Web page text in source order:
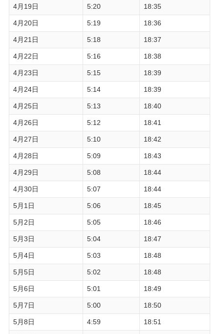
4月19日 5:20 18:35
4月20日 5:19 18:36
4月21日 5:18 18:37
4月22日 5:16 18:38
4月23日 5:15 18:39
4月24日 5:14 18:39
4月25日 5:13 18:40
4月26日 5:12 18:41
4月27日 5:10 18:42
4月28日 5:09 18:43
4月29日 5:08 18:44
4月30日 5:07 18:44
5月1日 5:06 18:45
5月2日 5:05 18:46
5月3日 5:04 18:47
5月4日 5:03 18:48
5月5日 5:02 18:48
5月6日 5:01 18:49
5月7日 5:00 18:50
5月8日 4:59 18:51